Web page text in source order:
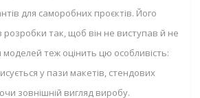
для саморобних проєктів. Його
розробки так, щоб він не виступав й не
моделей теж оцінить цю особливість:
у пази макетів, стендових
зовнішній вигляд виробу.